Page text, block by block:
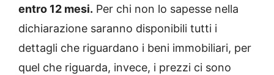
entro 12 mesi. Per chi non lo sapesse nella
dichiarazione saranno disponibili tutti i
dettagli che riguardano i beni immobiliari, per
quel che riguarda, invece, i prezzi ci sono